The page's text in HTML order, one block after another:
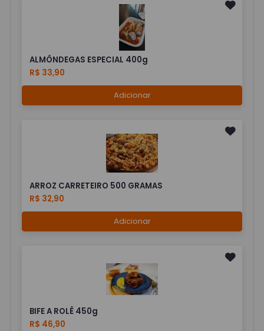
ALMÔNDEGAS ESPECIAL 400g
R$ 33,90
Adicionar
ARROZ CARRETEIRO 500 GRAMAS
R$ 32,90
Adicionar
BIFE A ROLÊ 450g
R$ 46,90